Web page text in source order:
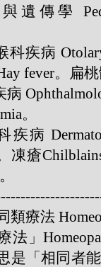
遺傳學
科疾病
fever。扁
。
疾病
凍瘡
類療法
法」
是「相同者